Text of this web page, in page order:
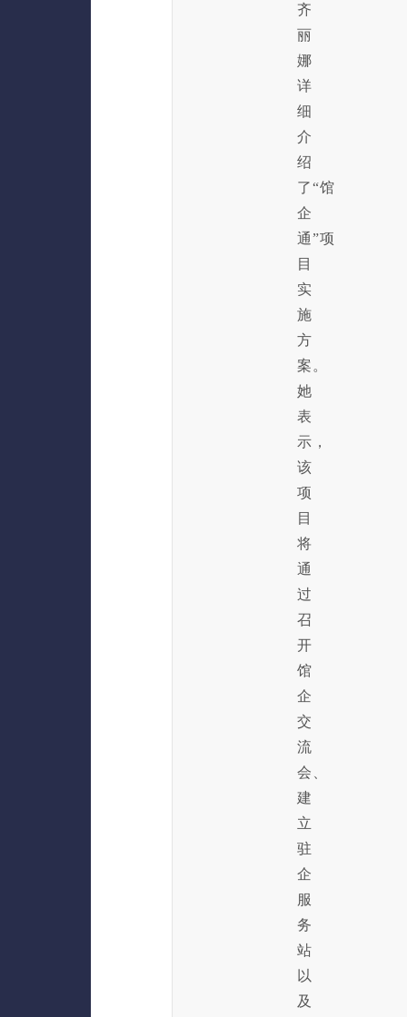
齐
丽
娜
详
细
介
绍
了“馆
企
通”项
目
实
施
方
案。
她
表
示，
该
项
目
将
通
过
召
开
馆
企
交
流
会、
建
立
驻
企
服
务
站
以
及